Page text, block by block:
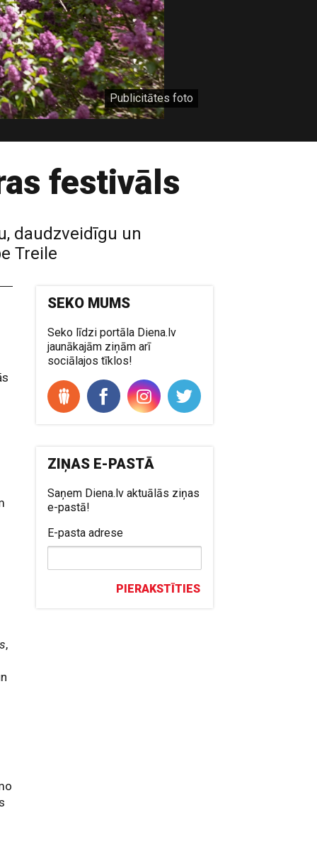
Publicitātes foto
festivāls
daudzveidīgu un
Treile
,
SEKO MUMS
Seko līdzi portāla Diena.lv
jaunākajām ziņām arī
sociālajos tīklos!
ZIŅAS E-PASTĀ
Saņem Diena.lv aktuālās ziņas
e-pastā!
E-pasta adrese
PIERAKSTĪTIES